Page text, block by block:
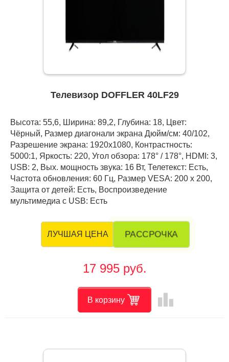
Телевизор DOFFLER 40LF29
Высота: 55,6, Ширина: 89,2, Глубина: 18, Цвет:
Чёрный, Размер диагонали экрана Дюйм/см: 40/102,
Разрешение экрана: 1920x1080, Контрастность:
5000:1, Яркость: 220, Угол обзора: 178° / 178°, HDMI: 3,
USB: 2, Вых. мощность звука: 16 Вт, Телетекст: Есть,
Частота обновления: 60 Гц, Размер VESA: 200 х 200,
Защита от детей: Есть, Воспроизведение
мультимедиа с USB: Есть
ЛУЧШАЯ ЦЕНА РАССРОЧКА
17 995 руб.
В корзину leaderboard